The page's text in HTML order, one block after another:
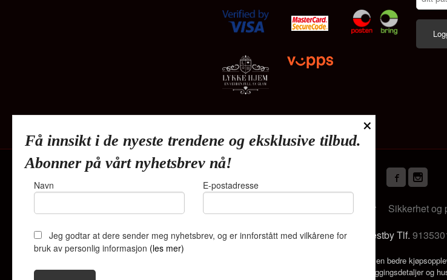
Kjøpsbetingelser Sikkerhet og
Lykkehjem As Deliveien 19 1540 Vestby Tlf.
Vår nettbutikk bruker cookies slik at du får en bedre
bruker cookies hovedsaklig til å lagre innloggingsdetaljer og
×
Få innsikt i de nyeste trendene og eksklusive tilbud.
Abonner på vårt nyhetsbrev nå!
Navn E-postadresse
Jeg godtar at dere sender meg nyhetsbrev, og er innforstått med vilkårene for
bruk av personlig informasjon (les mer)